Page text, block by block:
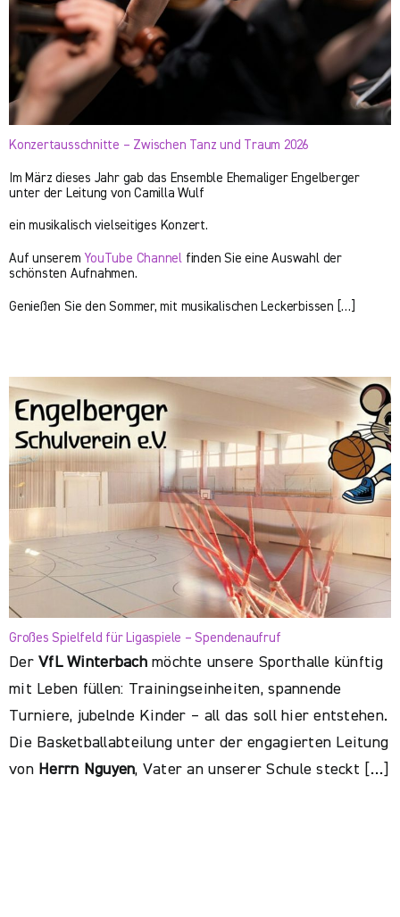
Konzertausschnitte – Zwischen Tanz und Traum 2026
Im März dieses Jahr gab das Ensemble Ehemaliger Engelberger
unter der Leitung von Camilla Wulf
ein musikalisch vielseitiges Konzert.
Auf unserem YouTube Channel finden Sie eine Auswahl der
schönsten Aufnahmen.
Genießen Sie den Sommer, mit musikalischen Leckerbissen […]
Großes Spielfeld für Ligaspiele – Spendenaufruf
DerVfL Winterbachmöchte unsere Sporthalle künftig
mit Leben füllen: Trainingseinheiten, spannende
Turniere, jubelnde Kinder – all das soll hier entstehen.
Die Basketballabteilung unter der engagierten Leitung
von Herrn Nguyen, Vater an unserer Schule steckt […]